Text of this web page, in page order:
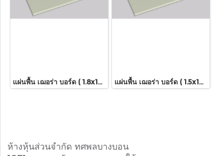
แผ่นพื้น เฌอร่า บอร์ด ( 1.8x120x240 ซม.) รุ่นขอบตรง แผ่นพื้น เฌอร่า บอร์ด ( 1.5x120x240 ซม.) รุ่นขอบตรง
ห้างหุ้นส่วนจำกัด ทศพลบางบอน